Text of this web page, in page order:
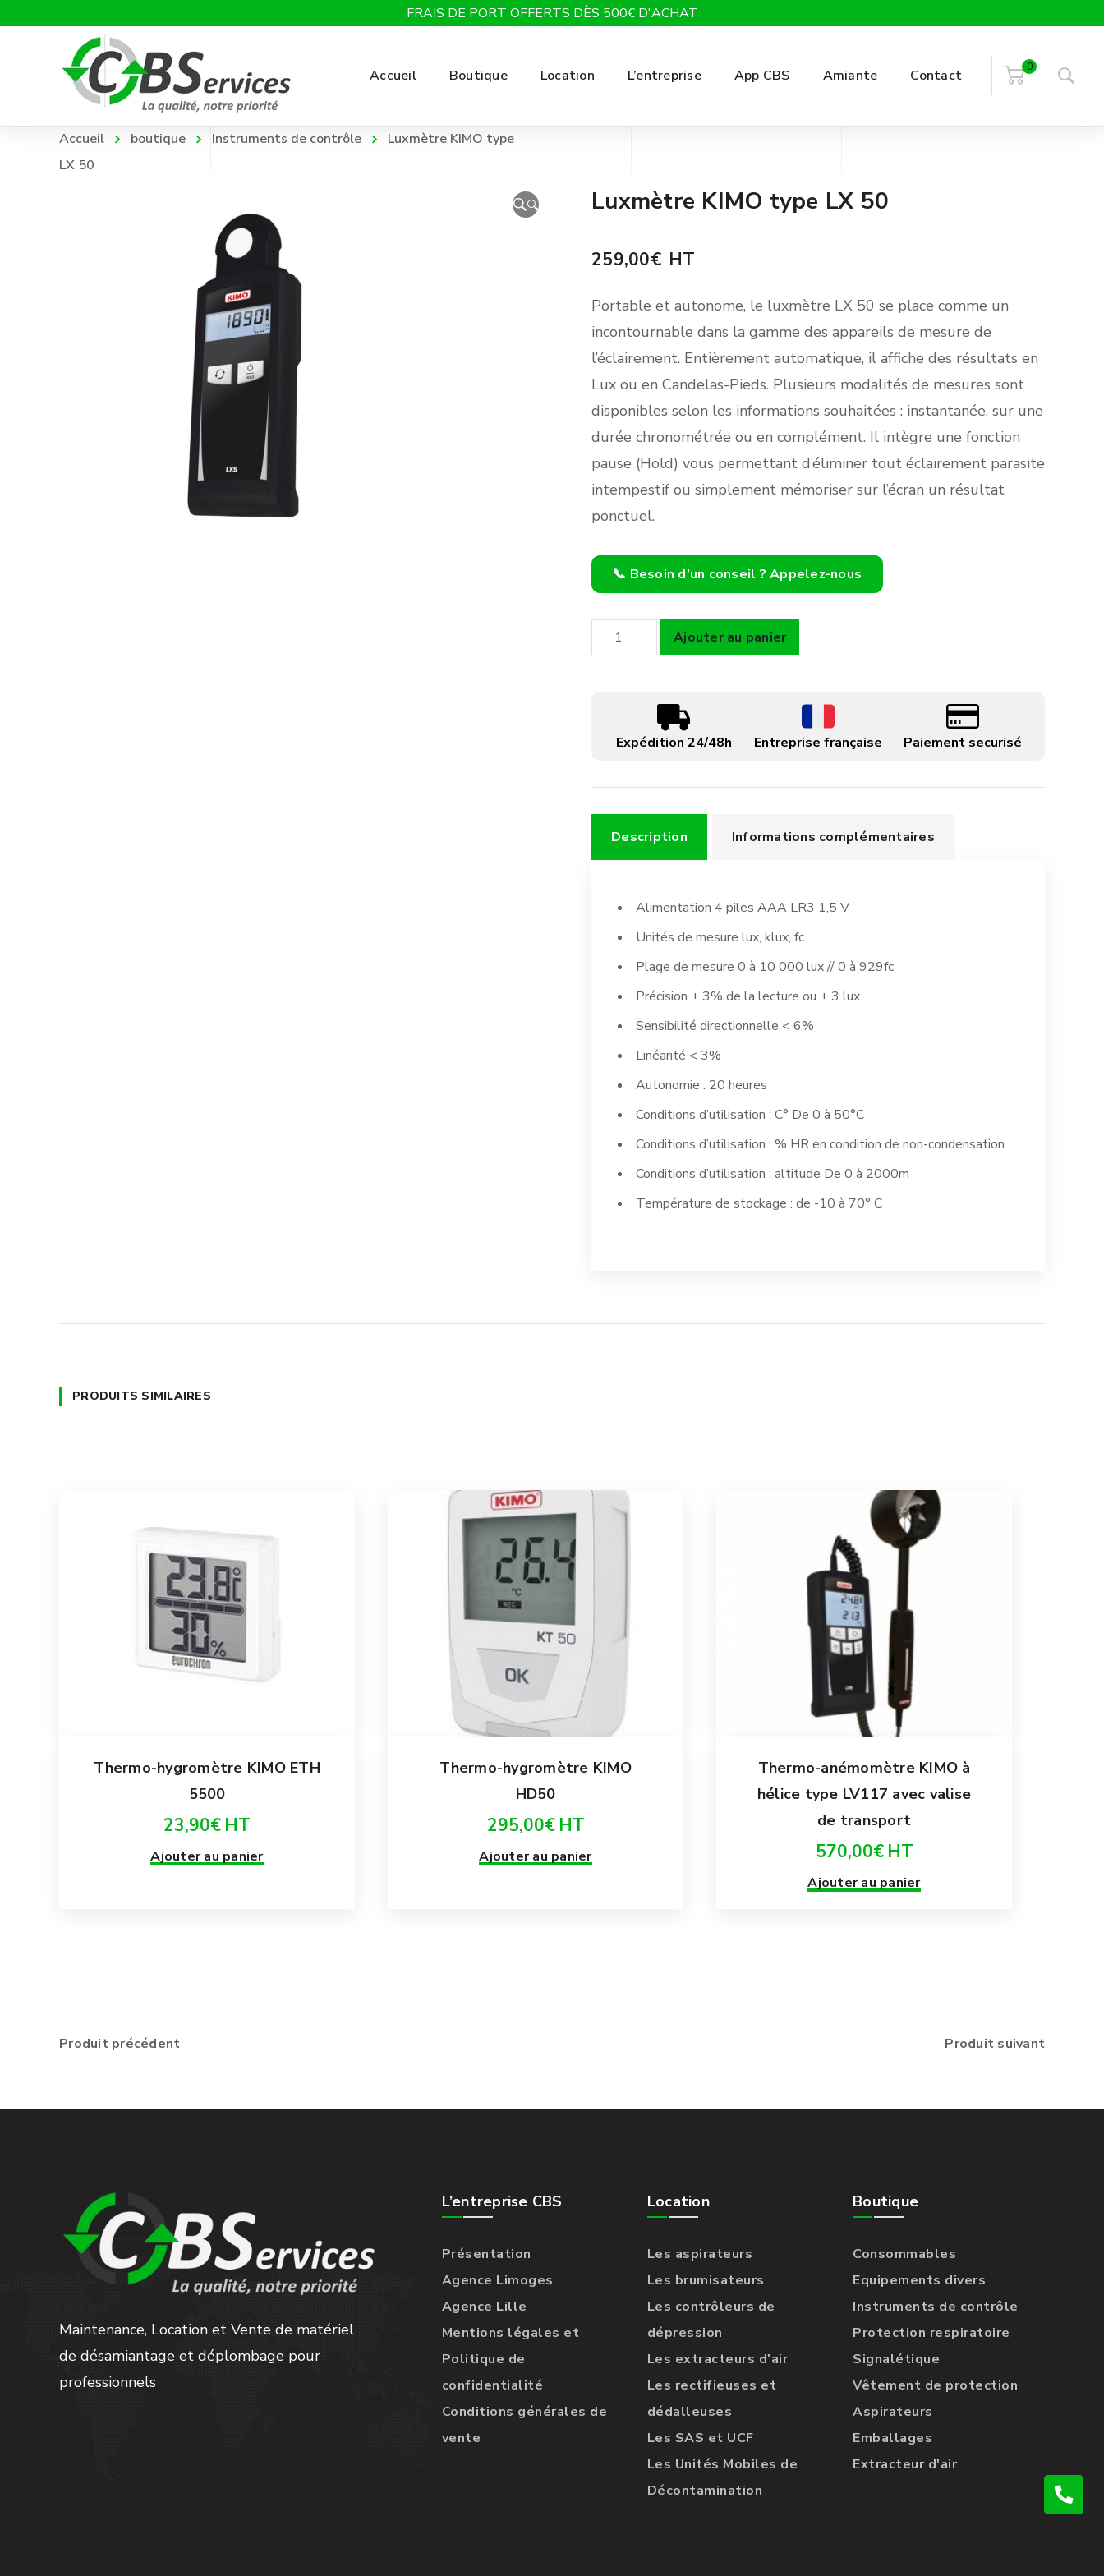
FRAIS DE PORT OFFERTS DÈS 500€ D'ACHAT
Accueil Boutique Location L’entreprise App CBS Amiante Contact 0
Accueil boutique Instruments de contrôle
Luxmètre KIMO type
LX 50
🔍 Luxmètre KIMO type LX 50
259,00€ HT
Portable et autonome, le luxmètre LX 50 se place comme un
incontournable dans la gamme des appareils de mesure de
l’éclairement. Entièrement automatique, il affiche des résultats en
Lux ou en Candelas-Pieds. Plusieurs modalités de mesures sont
disponibles selon les informations souhaitées : instantanée, sur une
durée chronométrée ou en complément. Il intègre une fonction
pause (Hold) vous permettant d’éliminer tout éclairement parasite
intempestif ou simplement mémoriser sur l’écran un résultat
ponctuel.
📞 Besoin d’un conseil ? Appelez-nous
quantité
de
Ajouter au panier
Expédition 24/48h Entreprise française Paiement securisé
Description Informations complémentaires
Alimentation 4 piles AAA LR3 1,5 V
Unités de mesure lux, klux, fc
Plage de mesure 0 à 10 000 lux // 0 à 929fc
Précision ± 3% de la lecture ou ± 3 lux.
Sensibilité directionnelle < 6%
Linéarité < 3%
Autonomie : 20 heures
Conditions d’utilisation : C° De 0 à 50°C
Conditions d’utilisation : % HR en condition de non-condensation
Conditions d’utilisation : altitude De 0 à 2000m
Température de stockage : de -10 à 70° C
PRODUITS SIMILAIRES
Thermo-hygromètre KIMO ETH
5500
23,90€ HT
Ajouter au panier
Thermo-hygromètre KIMO
HD50
295,00€ HT
Ajouter au panier
Thermo-anémomètre KIMO à
hélice type LV117 avec valise
de transport
570,00€ HT
Ajouter au panier
Produit précédent Produit suivant
Maintenance, Location et Vente de matériel
de désamiantage et déplombage pour
professionnels
L’entreprise CBS
Présentation
Agence Limoges
Agence Lille
Mentions légales et
Politique de
confidentialité
Conditions générales de
vente
Location
Les aspirateurs
Les brumisateurs
Les contrôleurs de
dépression
Les extracteurs d'air
Les rectifieuses et
dédalleuses
Les SAS et UCF
Les Unités Mobiles de
Décontamination
Boutique
Consommables
Equipements divers
Instruments de contrôle
Protection respiratoire
Signalétique
Vêtement de protection
Aspirateurs
Emballages
Extracteur d'air